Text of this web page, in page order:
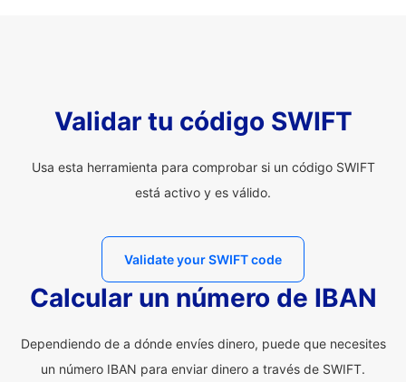
Validar tu código SWIFT
Usa esta herramienta para comprobar si un código SWIFT
está activo y es válido.
Validate your SWIFT code
Calcular un número de IBAN
Dependiendo de a dónde envíes dinero, puede que necesites
un número IBAN para enviar dinero a través de SWIFT.